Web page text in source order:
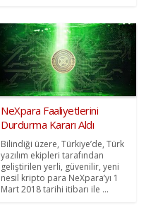
NeXpara Faaliyetlerini
Durdurma Kararı Aldı
Bilindiği üzere, Türkiye’de, Türk
yazılım ekipleri tarafından
geliştirilen yerli, güvenilir, yeni
nesil kripto para NeXpara’yı 1
Mart 2018 tarihi itibarı ile ...